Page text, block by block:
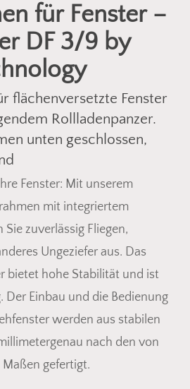
für Fenster –
DF 3/9 by
flächenversetzte Fenster
Rollladenpanzer.
unten geschlossen,
Fenster: Mit unserem
mit integriertem
zuverlässig Fliegen,
Ungeziefer aus. Das
bietet hohe Stabilität und ist
Der Einbau und die Bedienung
werden aus stabilen
nach den von
gefertigt.